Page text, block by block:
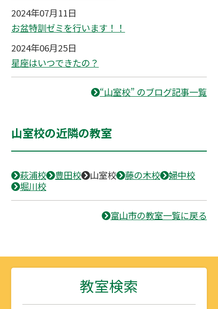
2024年07月11日
お盆特訓ゼミを行います！！
2024年06月25日
星座はいつできたの？
“山室校” のブログ記事一覧
山室校の近隣の教室
萩浦校 豊田校 山室校 藤の木校
婦中校
堀川校
富山市の教室一覧に戻る
教室検索